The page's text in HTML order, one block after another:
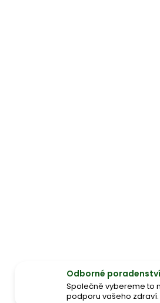
Odborné poradenství
Společně vybereme to
podporu vašeho zdraví.